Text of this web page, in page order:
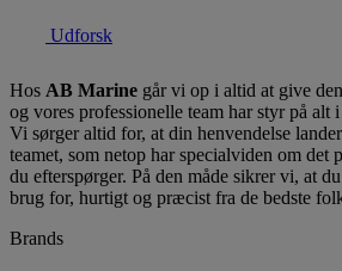
Udforsk
Hos AB Marine går vi op i altid at give
og vores professionelle team har styr på alt
Vi sørger altid for, at din henvendelse
teamet, som netop har specialviden om det
du efterspørger. På den måde sikrer vi, at
brug for, hurtigt og præcist fra de bedste
Brands